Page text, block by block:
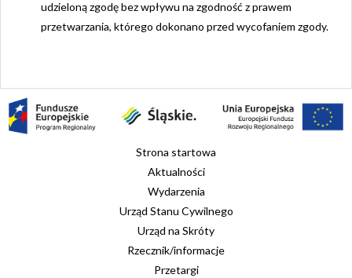
udzieloną zgodę bez wpływu na zgodność z prawem
przetwarzania, którego dokonano przed wycofaniem zgody.
Strona startowa
Aktualności
Wydarzenia
Urząd Stanu Cywilnego
Urząd na Skróty
Rzecznik/informacje
Przetargi